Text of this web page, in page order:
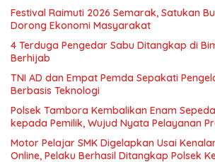
Festival Raimuti 2026 Semarak, Satukan
Dorong Ekonomi Masyarakat
4 Terduga Pengedar Sabu Ditangkap di
Berhijab
TNI AD dan Empat Pemda Sepakati
Berbasis Teknologi
Polsek Tambora Kembalikan Enam
kepada Pemilik, Wujud Nyata Pelayanan
Motor Pelajar SMK Digelapkan Usai
Online, Pelaku Berhasil Ditangkap Polsek